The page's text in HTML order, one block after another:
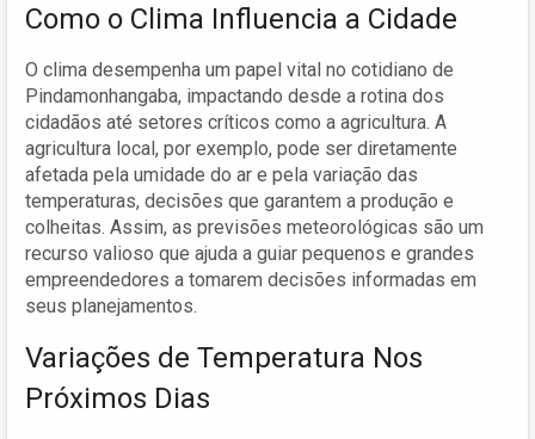
Como o Clima Influencia a Cidade
O clima desempenha um papel vital no cotidiano de
Pindamonhangaba, impactando desde a rotina dos
cidadãos até setores críticos como a agricultura. A
agricultura local, por exemplo, pode ser diretamente
afetada pela umidade do ar e pela variação das
temperaturas, decisões que garantem a produção e
colheitas. Assim, as previsões meteorológicas são um
recurso valioso que ajuda a guiar pequenos e grandes
empreendedores a tomarem decisões informadas em
seus planejamentos.
Variações de Temperatura Nos
Próximos Dias